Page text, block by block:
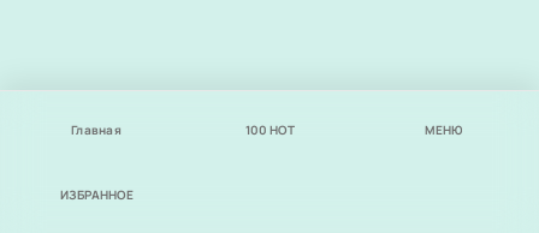
Главная 100 НОТ МЕНЮ
ИЗБРАННОЕ